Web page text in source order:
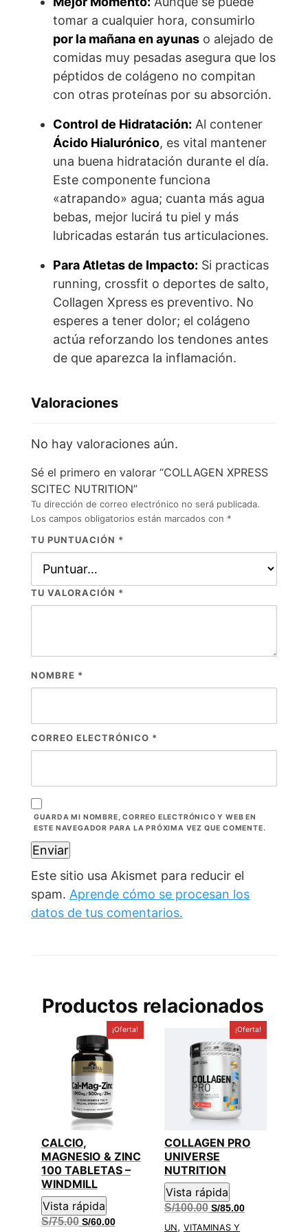
tomar a cualquier hora, consumirlo
por la mañana en ayunaso alejado de
comidas muy pesadas asegura que los
péptidos de colágeno no compitan
con otras proteínas por su absorción.
Control de Hidratación: Al contener
Ácido Hialurónico, es vital mantener
una buena hidratación durante el día.
Este componente funciona
«atrapando» agua; cuanta más agua
bebas, mejor lucirá tu piel y más
lubricadas estarán tus articulaciones.
Para Atletas de Impacto: Si practicas
running, crossfit o deportes de salto,
Collagen Xpress es preventivo. No
esperes a tener dolor; el colágeno
actúa reforzando los tendones antes
de que aparezca la inflamación.
Valoraciones
No hay valoraciones aún.
Sé el primero en valorar “COLLAGEN XPRESS
SCITEC NUTRITION”
Tu dirección de correo electrónico no será publicada.
Los campos obligatorios están marcados con *
TU PUNTUACIÓN *
TU VALORACIÓN *
NOMBRE *
CORREO ELECTRÓNICO *
GUARDA MI NOMBRE, CORREO ELECTRÓNICO Y WEB EN
ESTE NAVEGADOR PARA LA PRÓXIMA VEZ QUE COMENTE.
Este sitio usa Akismet para reducir el
spam. Aprende cómo se procesan los
datos de tus comentarios.
Productos relacionados
¡Oferta!
CALCIO,
MAGNESIO & ZINC
100 TABLETAS –
WINDMILL
Vista rápida
S/75.00 El
S/60.00El
¡Oferta!
COLLAGEN PRO
UNIVERSE
NUTRITION
Vista rápida
S/100.00 El
original
S/85.00El
UN, VITAMINAS Y